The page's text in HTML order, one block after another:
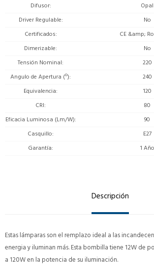
Difusor
Opal
Driver Regulable
No
Certificados
CE &amp;
Dimerizable
No
Tensión Nominal
220
Angulo de Apertura (º)
240
Equivalencia
120
CRI
80
Eficacia Luminosa (Lm/W)
90
Casquillo
E27
Garantía
1 Año
Descripción
Estas lámparas son el remplazo ideal a las
energia y iluminan más. Esta bombilla tiene 12W de
a 120W en la potencia de su iluminación.